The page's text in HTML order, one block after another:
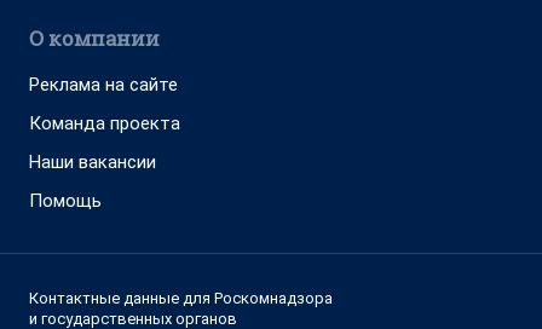
О компании
Реклама на сайте
Команда проекта
Наши вакансии
Помощь
Контактные данные для Роскомнадзора
и государственных органов